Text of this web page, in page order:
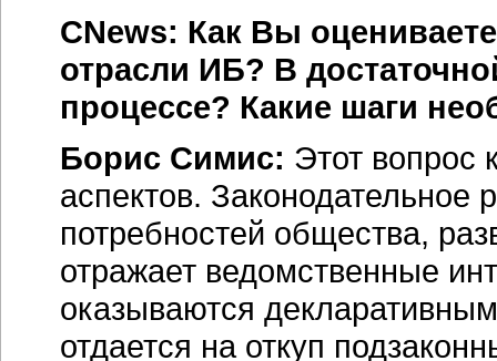
CNews: Как Вы
отрасли ИБ? В
процессе? Какие шаги
Борис Симис: Этот вопрос
аспектов. Законодательное
потребностей общества,
отражает ведомственные
оказываются
отдается на откуп